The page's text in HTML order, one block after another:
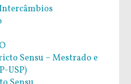
Sensu – Mestrado e
USP)